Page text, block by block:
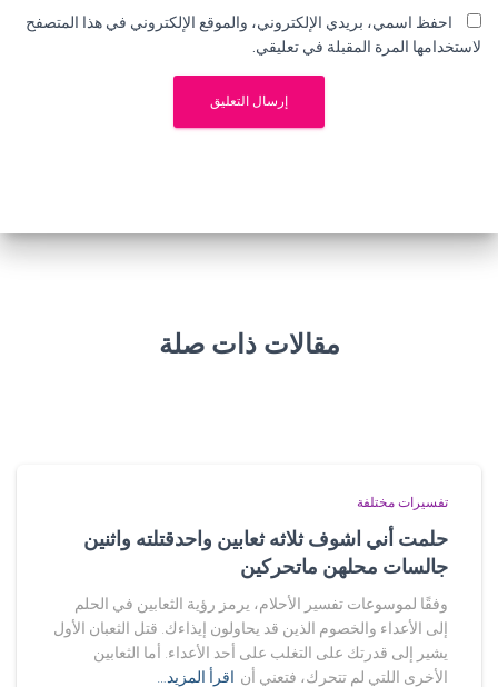
احفظ اسمي، بريدي الإلكتروني، والموقع الإلكتروني في هذا المتصفح
لاستخدامها المرة المقبلة في تعليقي.
مقالات ذات صلة
تفسيرات مختلفة
حلمت أني اشوف ثلاثه ثعابين واحدقتلته واثنين
جالسات محلهن ماتحركين
وفقًا لموسوعات تفسير الأحلام، يرمز رؤية الثعابين في الحلم
إلى الأعداء والخصوم الذين قد يحاولون إيذاءك. قتل الثعبان الأول
يشير إلى قدرتك على التغلب على أحد الأعداء. أما الثعابين
الأخرى اللتي لم تتحرك، فتعني أن اقرأ المزيد…